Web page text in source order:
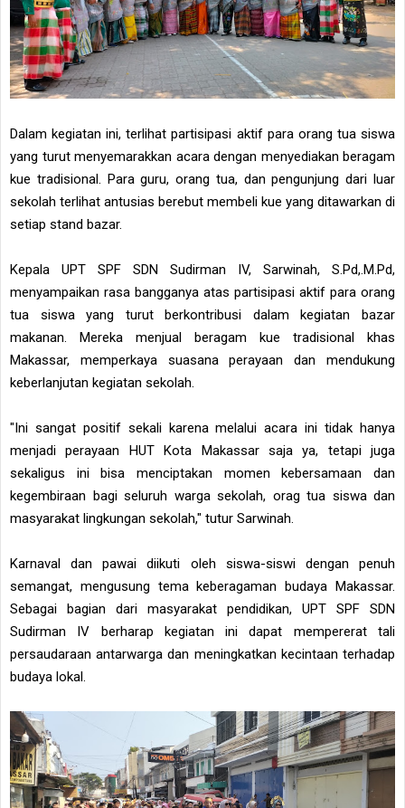
Dalam kegiatan ini, terlihat partisipasi aktif para orang tua siswa
yang turut menyemarakkan acara dengan menyediakan beragam
kue tradisional. Para guru, orang tua, dan pengunjung dari luar
sekolah terlihat antusias berebut membeli kue yang ditawarkan di
setiap stand bazar.
Kepala UPT SPF SDN Sudirman IV, Sarwinah, S.Pd,.M.Pd,
menyampaikan rasa bangganya atas partisipasi aktif para orang
tua siswa yang turut berkontribusi dalam kegiatan bazar
makanan. Mereka menjual beragam kue tradisional khas
Makassar, memperkaya suasana perayaan dan mendukung
keberlanjutan kegiatan sekolah.
"Ini sangat positif sekali karena melalui acara ini tidak hanya
menjadi perayaan HUT Kota Makassar saja ya, tetapi juga
sekaligus ini bisa menciptakan momen kebersamaan dan
kegembiraan bagi seluruh warga sekolah, orag tua siswa dan
masyarakat lingkungan sekolah," tutur Sarwinah.
Karnaval dan pawai diikuti oleh siswa-siswi dengan penuh
semangat, mengusung tema keberagaman budaya Makassar.
Sebagai bagian dari masyarakat pendidikan, UPT SPF SDN
Sudirman IV berharap kegiatan ini dapat mempererat tali
persaudaraan antarwarga dan meningkatkan kecintaan terhadap
budaya lokal.